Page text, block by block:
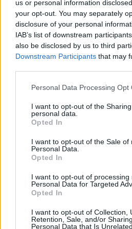
us or personal information
your opt-out. You may separately
disclosure of your personal
IAB’s list of downstream
also be disclosed by us to third
Downstream Participants that may
Personal Data Processing Opt
I want to opt-out of the
personal data.
Opted In
I want to opt-out of the Sale of
Personal Data.
Opted In
I want to opt-out of processing
Personal Data for Targeted
Opted In
I want to opt-out of Collection,
Retention, Sale, and/or
Personal Data that Is
La Lazio chiede tanto anche perché
cessione finirà nelle casse del Real